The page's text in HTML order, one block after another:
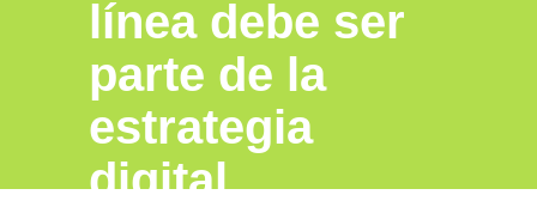
línea debe ser
parte de la
estrategia
digital